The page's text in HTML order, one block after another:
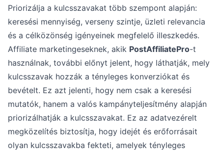
Priorizálja a kulcsszavakat több szempont alapján:
keresési mennyiség, verseny szintje, üzleti relevancia
és a célközönség igényeinek megfelelő illeszkedés.
Affiliate marketingeseknek, akik PostAffiliatePro-t
használnak, további előnyt jelent, hogy láthatják, mely
kulcsszavak hozzák a tényleges konverziókat és
bevételt. Ez azt jelenti, hogy nem csak a keresési
mutatók, hanem a valós kampányteljesítmény alapján
priorizálhatják a kulcsszavakat. Ez az adatvezérelt
megközelítés biztosítja, hogy idejét és erőforrásait
olyan kulcsszavakba fekteti, amelyek tényleges